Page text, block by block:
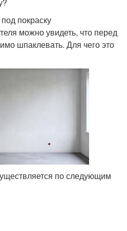
покраску
можно увидеть, что перед
шпаклевать. Для чего это
по следующим